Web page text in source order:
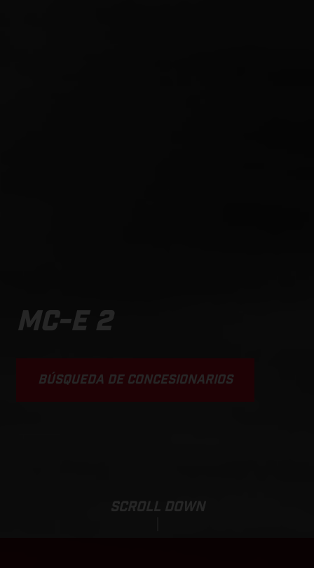
MC-E 2
BÚSQUEDA DE CONCESIONARIOS
SCROLL DOWN